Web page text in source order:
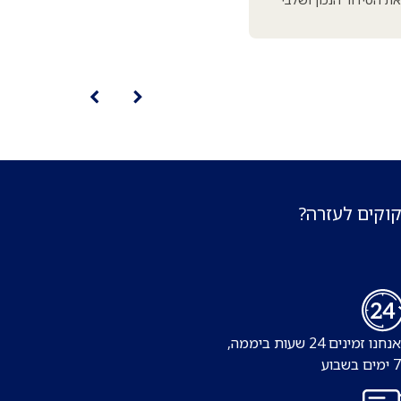
לעזרה?
אנחנו זמינים 24 שעות ביממה,
7 ימים בשבוע